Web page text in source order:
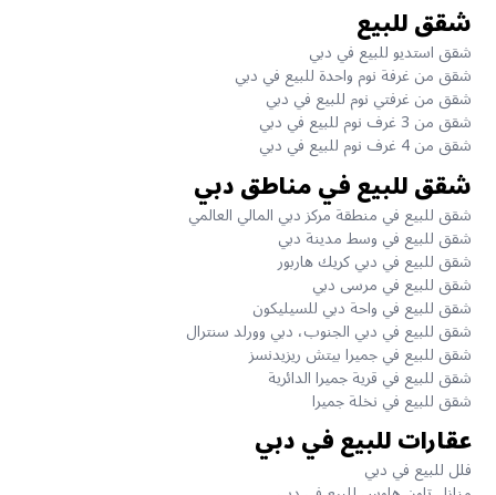
شقق للبيع
شقق استديو للبيع في دبي
شقق من غرفة نوم واحدة للبيع في دبي
شقق من غرفتي نوم للبيع في دبي
شقق من 3 غرف نوم للبيع في دبي
شقق من 4 غرف نوم للبيع في دبي
شقق للبيع في مناطق دبي
شقق للبيع في منطقة مركز دبي المالي العالمي
شقق للبيع في وسط مدينة دبي
شقق للبيع في دبي كريك هاربور
شقق للبيع في مرسى دبي
شقق للبيع في واحة دبي للسيليكون
شقق للبيع في دبي الجنوب، دبي وورلد سنترال
شقق للبيع في جميرا بيتش ريزيدنسز
شقق للبيع في قرية جميرا الدائرية
شقق للبيع في نخلة جميرا
عقارات للبيع في دبي
فلل للبيع في دبي